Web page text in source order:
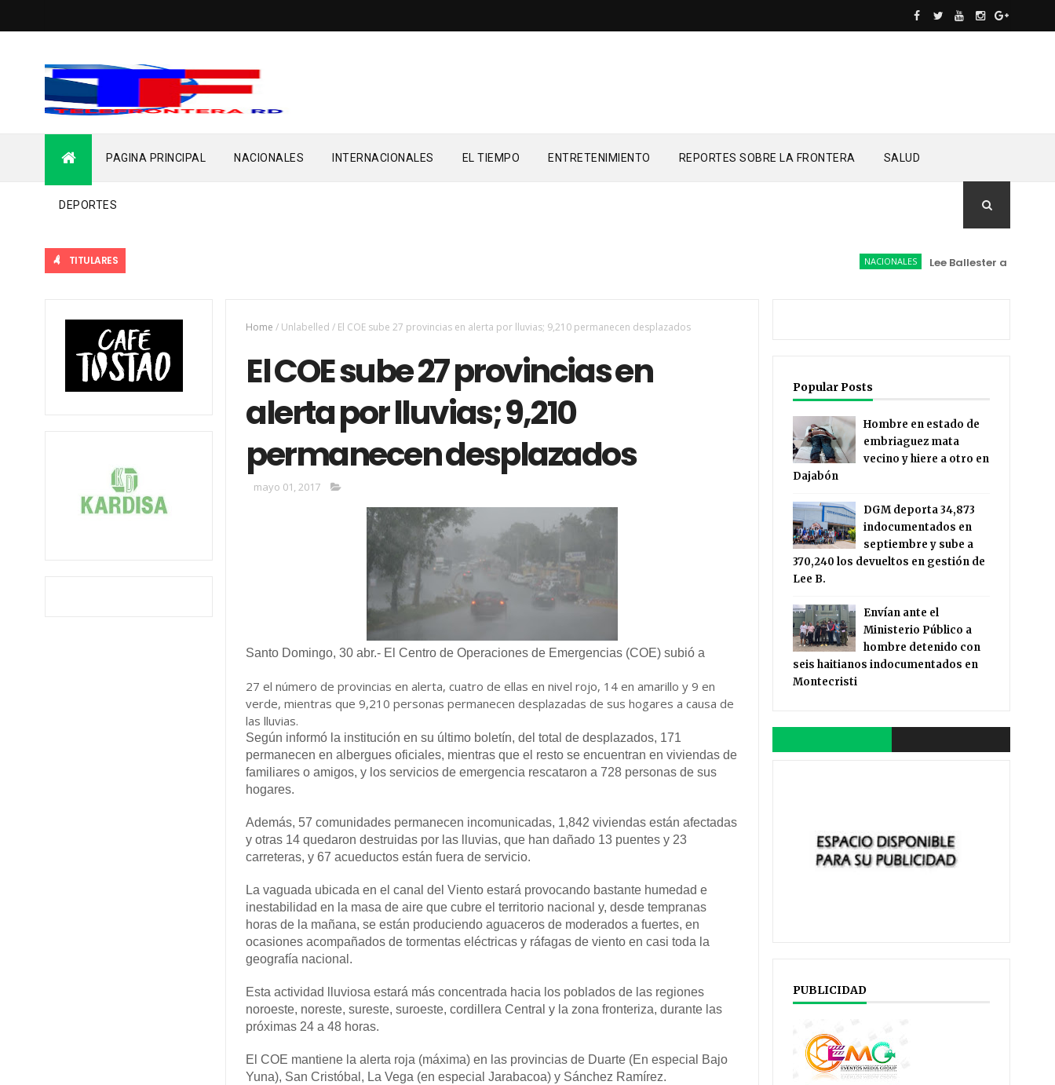
PAGINA PRINCIPAL NACIONALES INTERNACIONALES EL TIEMPO ENTRETENIMIENTO REPORTES SOBRE LA FRONTERA SALUD
DEPORTES
TITULARES NACIONALES Lee Ballester a los que se
Home / Unlabelled/ El COE sube 27 provincias en alerta por lluvias; 9,210 permanecen desplazados
El COE sube 27 provincias en
alerta por lluvias; 9,210
permanecen desplazados
mayo 01, 2017
Santo Domingo, 30 abr.- El Centro de Operaciones de Emergencias (COE) subió a
27 el número de provincias en alerta, cuatro de ellas en nivel rojo, 14 en amarillo y 9 en
verde, mientras que 9,210 personas permanecen desplazadas de sus hogares a causa de
las lluvias.
Según informó la institución en su último boletín, del total de desplazados, 171
permanecen en albergues oficiales, mientras que el resto se encuentran en viviendas de
familiares o amigos, y los servicios de emergencia rescataron a 728 personas de sus
hogares.
Además, 57 comunidades permanecen incomunicadas, 1,842 viviendas están afectadas
y otras 14 quedaron destruidas por las lluvias, que han dañado 13 puentes y 23
carreteras, y 67 acueductos están fuera de servicio.
La vaguada ubicada en el canal del Viento estará provocando bastante humedad e
inestabilidad en la masa de aire que cubre el territorio nacional y, desde tempranas
horas de la mañana, se están produciendo aguaceros de moderados a fuertes, en
ocasiones acompañados de tormentas eléctricas y ráfagas de viento en casi toda la
geografía nacional.
Esta actividad lluviosa estará más concentrada hacia los poblados de las regiones
noroeste, noreste, sureste, suroeste, cordillera Central y la zona fronteriza, durante las
próximas 24 a 48 horas.
El COE mantiene la alerta roja (máxima) en las provincias de Duarte (En especial Bajo
Yuna), San Cristóbal, La Vega (en especial Jarabacoa) y Sánchez Ramírez.
Popular Posts
Hombre en estado de
embriaguez mata
vecino y hiere a otro en
Dajabón
DGM deporta 34,873
indocumentados en
septiembre y sube a
370,240 los devueltos en gestión de
Lee B.
Envían ante el
Ministerio Público a
hombre detenido con
seis haitianos indocumentados en
Montecristi
PUBLICIDAD